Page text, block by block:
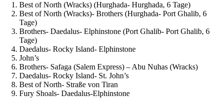
Best of North (Wracks) (Hurghada- Hurghada, 6 Tage)
Best of North (Wracks)- Brothers (Hurghada- Port Ghalib, 6
Tage)
Brothers- Daedalus- Elphinstone (Port Ghalib- Port Ghalib, 6
Tage)
Daedalus- Rocky Island- Elphinstone
John’s
Brothers- Safaga (Salem Express) – Abu Nuhas (Wracks)
Daedalus- Rocky Island- St. John’s
Best of North- Straße von Tiran
Fury Shoals- Daedalus-Elphinstone